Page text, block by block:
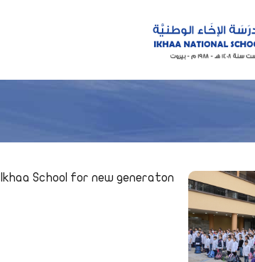
Ikhaa School for new generaton